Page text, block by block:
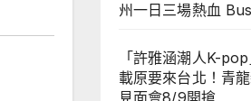
州一日三場熱血
「許雅涵潮人K-
載原要來台北！青
見面會8/9開搶